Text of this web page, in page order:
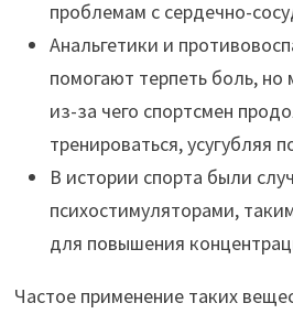
проблемам с сердечно-
Анальгетики и
помогают терпеть боль,
из-за чего спортсмен
тренироваться, усугубляя
В истории спорта были
психостимуляторами,
для повышения
Частое применение таких